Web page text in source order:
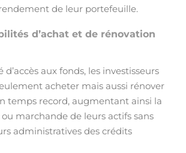
de leur portefeuille.
d’achat et de rénovation
d’accès aux fonds, les investisseurs
acheter mais aussi rénover
temps record, augmentant ainsi la
marchande de leurs actifs sans
administratives des crédits